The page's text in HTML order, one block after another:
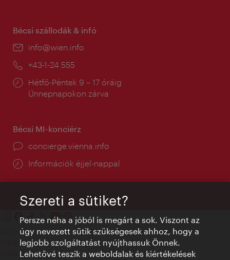
Bécsi szállodák & infó
E-
info@wien.info
Telefon:
+43-1-24 555
Nyitva
tartás:
Hétfő-Péntek 9 – 17 óráig
Ünnepnapokon zárva
Bécsi MI-konciérz
concierge.vienna.info
Információk éjjel-nappal
Kapcsolat
Credits
Adatvédelmi nyilatkozat
Szereti a sütiket?
Persze néha a jóból is megárt a sok. Viszont az
úgy nevezett sütik szükségesek ahhoz, hogy a
legjobb szolgáltatást nyújthassuk Önnek.
Lehetővé teszik a weboldalak és kiértékelések